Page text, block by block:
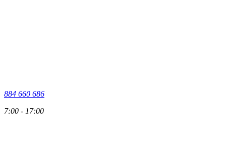
884 660 686
7:00 - 17:00